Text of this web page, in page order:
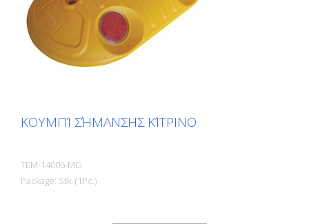
ΚΟΥΜΠΊ ΣΉΜΑΝΣΗΣ ΚΊΤΡΙΝΟ
TEM-14006-MG
Package: Stk. (1Pc.)